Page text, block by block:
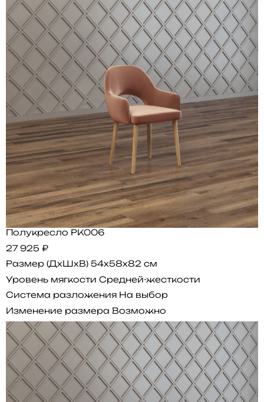
Полукресло PK006
27 925 ₽
Размер (ДхШхВ) 54x58x82 см
Уровень мягкости Средней-жесткости
Система разложения На выбор
Изменение размера Возможно